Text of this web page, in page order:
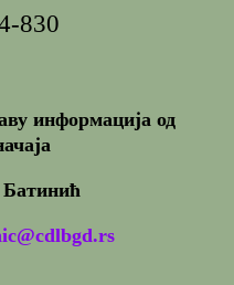
830
информација од